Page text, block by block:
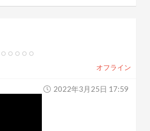
オフライン
2022年3月25日 17:59